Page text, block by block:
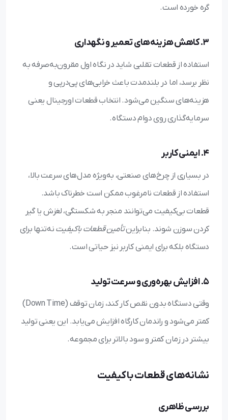
گره خورده است.
۳. کاهش هزینه‌های تعمیر و نگهداری
استفاده از قطعات تقلبی شاید در نگاه اول مقرون‌به‌صرفه به
نظر برسد، اما در بلندمدت باعث خرابی‌های پی‌درپی و
هزینه‌های سنگین می‌شود. انتخاب قطعات اورجینال یعنی
سرمایه‌گذاری روی دوام دستگاه.
۴. ایمنی کاربر
در بسیاری از چرخ‌های صنعتی، به‌ویژه مدل‌های سرعت بالا،
استفاده از قطعات نامرغوب ممکن است خطرناک باشد.
قطعات بی‌کیفیت می‌توانند منجر به شکستگی، لغزش یا گیر
کردن سوزن شوند. بنابراینتأمین قطعات باکیفیت نه‌تنها برای
دستگاه بلکه برای ایمنی کاربر نیز حیاتی است.
۵. افزایش بهره‌وری و سرعت تولید
وقتی دستگاه بدون نقص کار کند، زمان توقف (Down Time)
کمتر می‌شود و راندمان کارگاه افزایش می‌یابد. این یعنی تولید
بیشتر در زمان کمتر و سود بالاتر برای مجموعه.
نشانه‌های قطعات باکیفیت
بررسی ظاهری